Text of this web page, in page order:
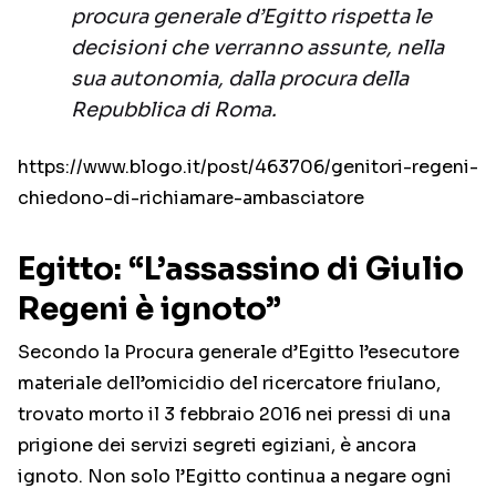
procura generale d’Egitto rispetta le
decisioni che verranno assunte, nella
sua autonomia, dalla procura della
Repubblica di Roma.
https://www.blogo.it/post/463706/genitori-regeni-
chiedono-di-richiamare-ambasciatore
Egitto: “L’assassino di Giulio
Regeni è ignoto”
Secondo la Procura generale d’Egitto l’esecutore
materiale dell’omicidio del ricercatore friulano,
trovato morto il 3 febbraio 2016 nei pressi di una
prigione dei servizi segreti egiziani, è ancora
ignoto. Non solo l’Egitto continua a negare ogni